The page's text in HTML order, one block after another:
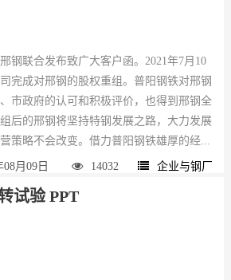
钢联合发布致广大客户函。2021年7月10
完成对邢钢的股权重组。普阳钢铁对邢钢
市政府的认可和积极评价，也得到邢钢全
后的邢钢将坚持特钢发展之路，大力发展
策略不会改变。借力普阳钢铁雄厚的经...
08月09日 14032 企业与钢厂
试验 PPT